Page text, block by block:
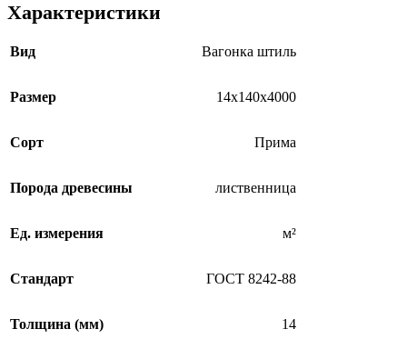
Характеристики
Вид Вагонка штиль
Размер 14х140х4000
Сорт Прима
Порода древесины лиственница
Ед. измерения м²
Стандарт ГОСТ 8242-88
Толщина (мм) 14